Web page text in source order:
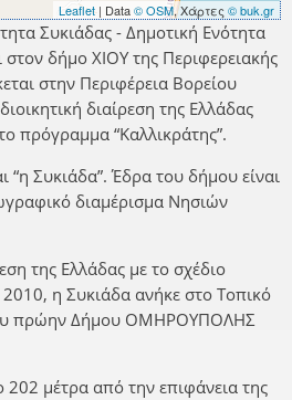
Leaflet| Data© OSM, Χάρτες © buk.gr
Συκιάδας - Δημοτική Ενότητα
δήμο ΧΙΟΥ της Περιφερειακής
στην Περιφέρεια Βορείου
διαίρεση της Ελλάδας
πρόγραμμα “Καλλικράτης”.
“η Συκιάδα”. Έδρα του δήμου είναι
διαμέρισμα Νησιών
της Ελλάδας με το σχέδιο
2010, η Συκιάδα ανήκε στο Τοπικό
πρώην Δήμου ΟΜΗΡΟΥΠΟΛΗΣ
202 μέτρα από την επιφάνεια της